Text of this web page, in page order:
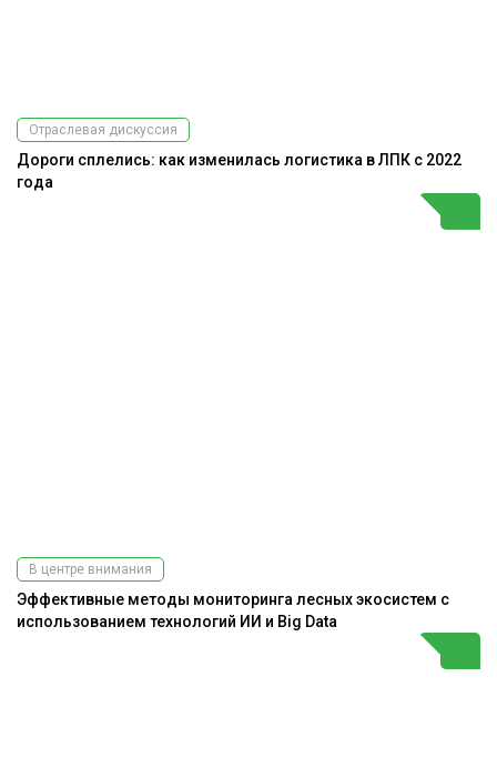
Отраслевая дискуссия
Дороги сплелись: как изменилась логистика в ЛПК с 2022
года
В центре внимания
Эффективные методы мониторинга лесных экосистем с
использованием технологий ИИ и Big Data